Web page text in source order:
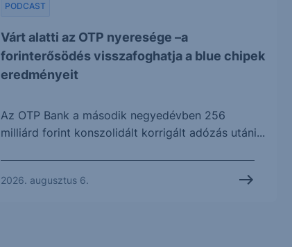
Várt alatti az OTP nyeresége –a
forinterősödés visszafoghatja a blue chipek
eredményeit
PODCAST
Az OTP Bank a második negyedévben 256
milliárd forint konszolidált korrigált adózás utáni...
2026. augusztus 6.